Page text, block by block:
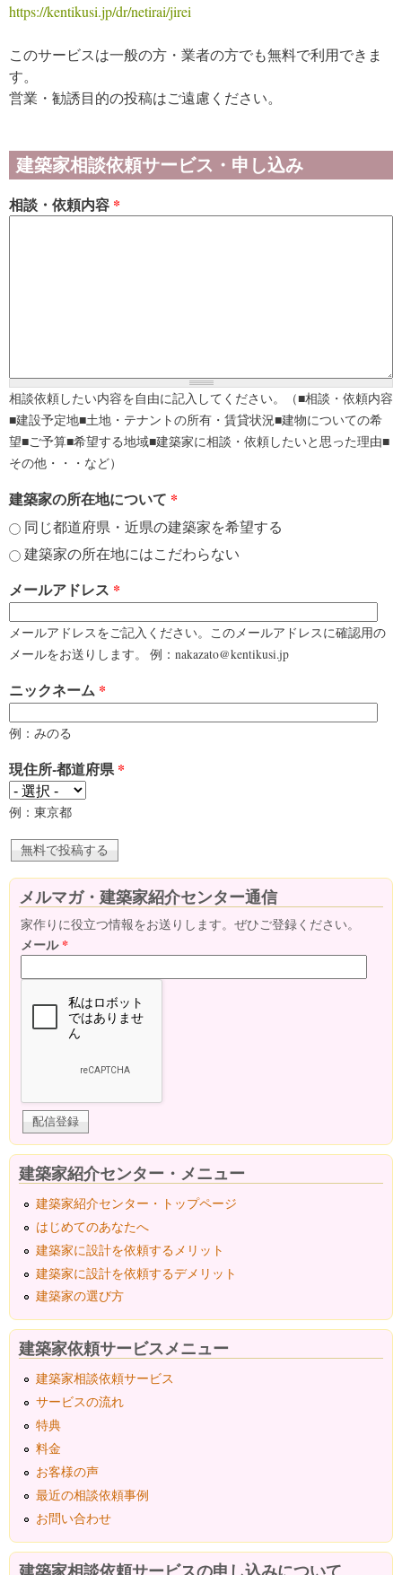
https://kentikusi.jp/dr/netirai/jirei
このサービスは一般の方・業者の方でも無料で利用できま
す。
営業・勧誘目的の投稿はご遠慮ください。
建築家相談依頼サービス・申し込み
相談・依頼内容 *
相談依頼したい内容を自由に記入してください。（■相談・依頼内容
■建設予定地■土地・テナントの所有・賃貸状況■建物についての希
望■ご予算■希望する地域■建築家に相談・依頼したいと思った理由■
その他・・・など）
建築家の所在地について *
同じ都道府県・近県の建築家を希望する
建築家の所在地にはこだわらない
メールアドレス *
メールアドレスをご記入ください。このメールアドレスに確認用の
メールをお送りします。 例：nakazato@kentikusi.jp
ニックネーム *
例：みのる
現住所-都道府県*
例：東京都
メルマガ・建築家紹介センター通信
家作りに役立つ情報をお送りします。ぜひご登録ください。
メール*
建築家紹介センター・メニュー
建築家紹介センター・トップページ
はじめてのあなたへ
建築家に設計を依頼するメリット
建築家に設計を依頼するデメリット
建築家の選び方
建築家依頼サービスメニュー
建築家相談依頼サービス
サービスの流れ
特典
料金
お客様の声
最近の相談依頼事例
お問い合わせ
建築家相談依頼サービスの申し込みについて